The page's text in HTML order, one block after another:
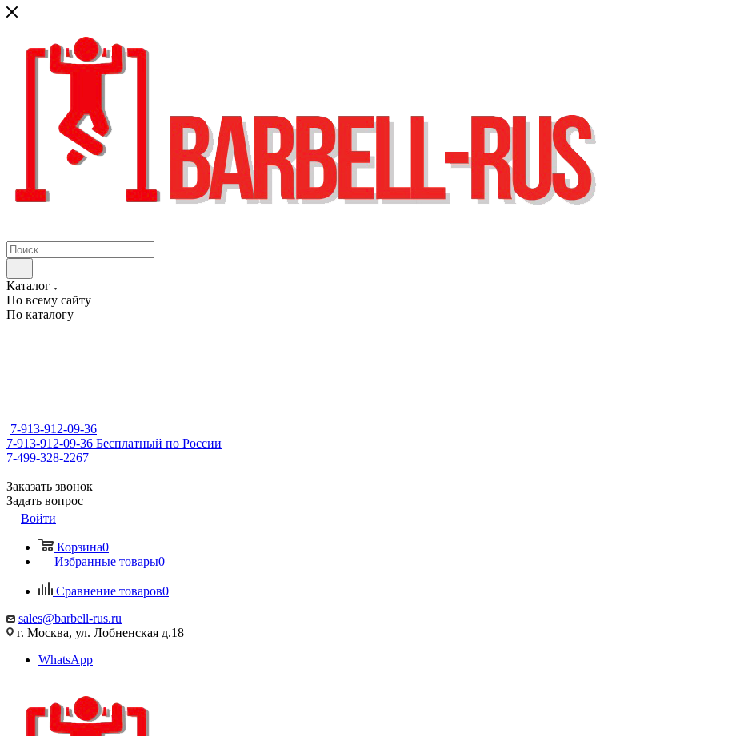
Каталог
По всему сайту
По каталогу
7-913-912-09-36
7-913-912-09-36 Бесплатный по России
7-499-328-2267
Заказать звонок
Задать вопрос
Войти
Корзина0
Избранные товары0
Сравнение товаров0
sales@barbell-rus.ru
г. Москва, ул. Лобненская д.18
WhatsApp